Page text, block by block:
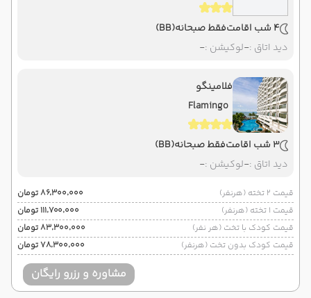
4 شب اقامت فقط صبحانه(BB)
دید اتاق :-لوکیشن :-
فلامینگو
Flamingo
3 شب اقامت فقط صبحانه(BB)
دید اتاق :-لوکیشن :-
قیمت 2 تخته (هرنفر)
۸۶٬۳۰۰٬۰۰۰ تومان
قیمت 1 تخته (هرنفر)
۱۱۱٬۷۰۰٬۰۰۰ تومان
قیمت کودک با تخت (هر نفر)
۸۳٬۳۰۰٬۰۰۰ تومان
قیمت کودک بدون تخت (هرنفر)
۷۸٬۳۰۰٬۰۰۰ تومان
مشاوره و رزرو رایگان